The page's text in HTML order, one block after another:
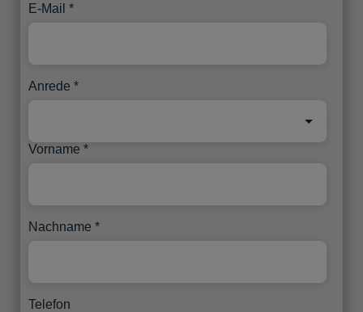
E-Mail
Anrede
Vorname
Nachname
Telefon